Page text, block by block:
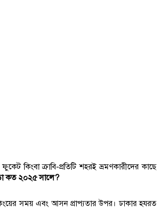
কিংবা ক্রাবি-প্রতিটি শহরই ভ্রমণকারীদের কাছে
কত ২০২৫ সালে?
সময় এবং আসন প্রাপ্যতার উপর। ঢাকার হযরত